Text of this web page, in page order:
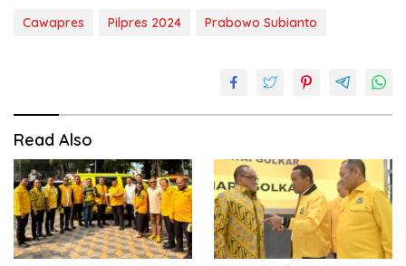
Cawapres Pilpres 2024 Prabowo Subianto
Read Also